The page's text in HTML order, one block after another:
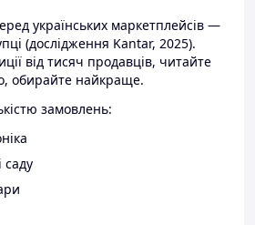
українських маркетплейсів —
(дослідження Kantar, 2025).
від тисяч продавців, читайте
обирайте найкраще.
замовлень:
саду